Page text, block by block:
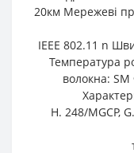
20км Мережеві
IEEE 802.11 n
Температура
волокна:
H. 248/MGCP,